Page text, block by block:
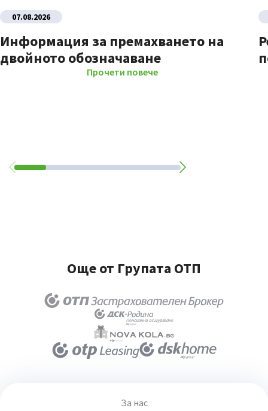
07.08.2026
Информация за премахването на
двойното обозначаване
Прочети повече
Още от Групата ОТП
За нас